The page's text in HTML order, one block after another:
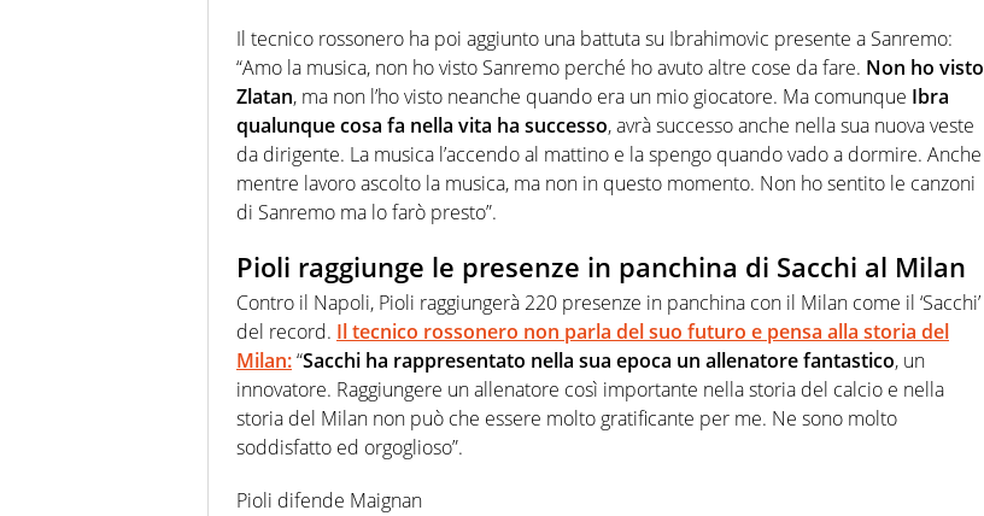
Il tecnico rossonero ha poi aggiunto una battuta su Ibrahimovic presente a Sanremo:
“Amo la musica, non ho visto Sanremo perché ho avuto altre cose da fare. Non ho visto
Zlatan, ma non l’ho visto neanche quando era un mio giocatore. Ma comunque Ibra
qualunque cosa fa nella vita ha successo, avrà successo anche nella sua nuova veste
da dirigente. La musica l’accendo al mattino e la spengo quando vado a dormire. Anche
mentre lavoro ascolto la musica, ma non in questo momento. Non ho sentito le canzoni
di Sanremo ma lo farò presto”.
Pioli raggiunge le presenze in panchina di Sacchi al Milan
Contro il Napoli, Pioli raggiungerà 220 presenze in panchina con il Milan come il ‘Sacchi’
del record. Il tecnico rossonero non parla del suo futuro e pensa alla storia del
Milan:“Sacchi ha rappresentato nella sua epoca un allenatore fantastico, un
innovatore. Raggiungere un allenatore così importante nella storia del calcio e nella
storia del Milan non può che essere molto gratificante per me. Ne sono molto
soddisfatto ed orgoglioso”.
Pioli difende Maignan